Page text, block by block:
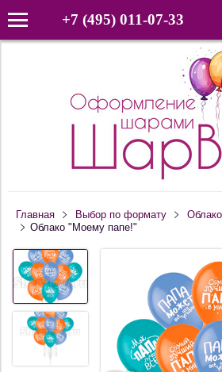
+7 (495) 011-07-33
Главная Выбор по формату
Облако "Моему папе!"